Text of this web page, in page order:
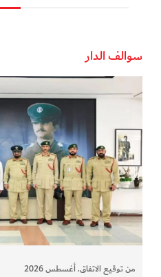
سوالف الدار
من توقيع الاتفاق. أغسطس 2026